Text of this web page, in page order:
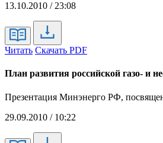
13.10.2010 / 23:08
Читать Скачать PDF
План развития российской газо- и
Презентация Минэнерго РФ,
29.09.2010 / 10:22